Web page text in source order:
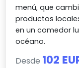
menú, que
productos
en un comedor
océano.
Desde 102